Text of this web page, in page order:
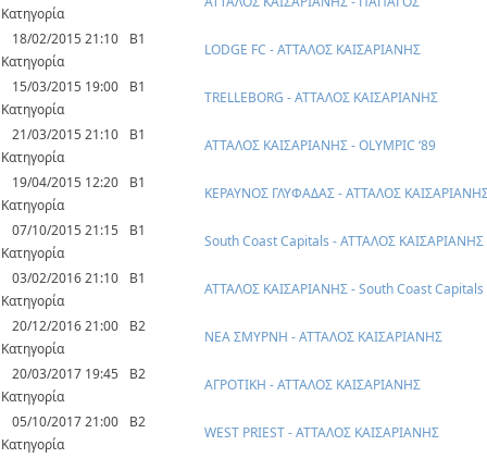
Κατηγορία
18/02/2015 21:10
Β1
Κατηγορία
LODGE FC - ΑΤΤΑΛΟΣ ΚΑΙΣΑΡΙΑΝΗΣ
15/03/2015 19:00
Β1
Κατηγορία
TRELLEBORG - ΑΤΤΑΛΟΣ ΚΑΙΣΑΡΙΑΝΗΣ
21/03/2015 21:10
Β1
Κατηγορία
ΑΤΤΑΛΟΣ ΚΑΙΣΑΡΙΑΝΗΣ - OLYMPIC ‘89
19/04/2015 12:20
Β1
Κατηγορία
ΚΕΡΑΥΝΟΣ ΓΛΥΦΑΔΑΣ - ΑΤΤΑΛΟΣ
07/10/2015 21:15
Β1
Κατηγορία
South Coast Capitals - ΑΤΤΑΛΟΣ ΚΑΙΣΑΡΙΑΝΗΣ
03/02/2016 21:10
Β1
Κατηγορία
ΑΤΤΑΛΟΣ ΚΑΙΣΑΡΙΑΝΗΣ - South Coast Capitals
20/12/2016 21:00
Β2
Κατηγορία
ΝΕΑ ΣΜΥΡΝΗ - ΑΤΤΑΛΟΣ ΚΑΙΣΑΡΙΑΝΗΣ
20/03/2017 19:45
Β2
Κατηγορία
ΑΓΡΟΤΙΚΗ - ΑΤΤΑΛΟΣ ΚΑΙΣΑΡΙΑΝΗΣ
05/10/2017 21:00
Β2
Κατηγορία
WEST PRIEST - ΑΤΤΑΛΟΣ ΚΑΙΣΑΡΙΑΝΗΣ